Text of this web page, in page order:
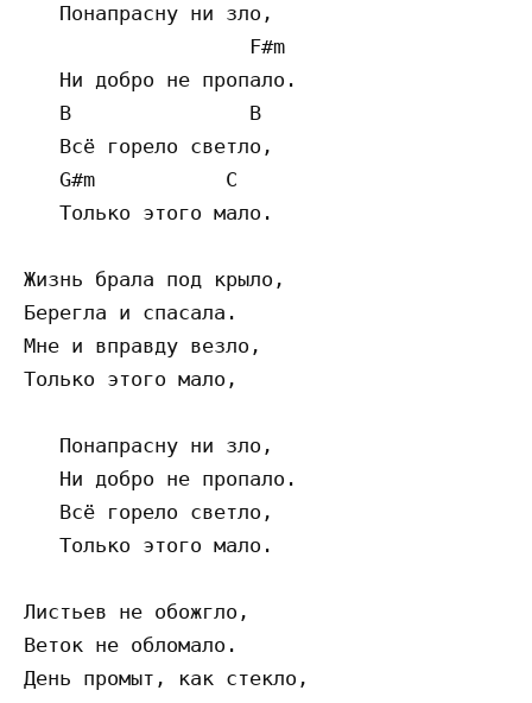
   Понапрасну ни зло,
                   F#m
   Ни добро не пропало.
   B               B
   Всё горело светло,
   G#m           C
   Только этого мало.
Жизнь брала под крыло,
Берегла и спасала.
Мне и вправду везло,
Только этого мало,
   Понапрасну ни зло,
   Ни добро не пропало.
   Всё горело светло,
   Только этого мало.
Листьев не обожгло,
Веток не обломало.
День промыт, как стекло,